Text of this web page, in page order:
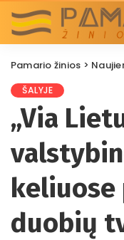
Pamario žinios >
ŠALYJE
„Via
keliuose
duobių